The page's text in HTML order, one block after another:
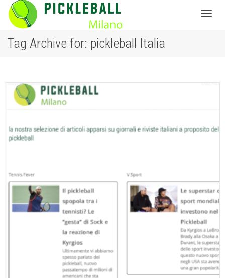
Tag Archive for: pickleball Italia